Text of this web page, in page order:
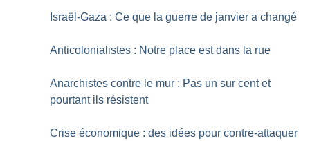
Israël-Gaza : Ce que la guerre de janvier a changé
Anticolonialistes : Notre place est dans la rue
Anarchistes contre le mur : Pas un sur cent et
pourtant ils résistent
Crise économique : des idées pour contre-attaquer